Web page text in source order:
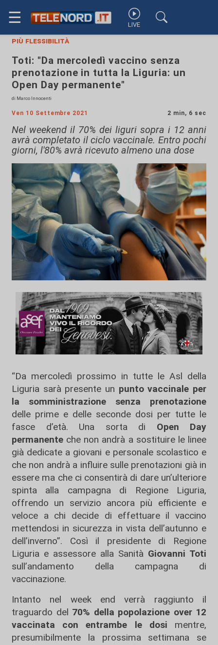
☰ LIVE
più flessibilità
Toti: "Da mercoledì vaccino senza
prenotazione in tutta la Liguria: un
Open Day permanente"
di Marco Innocenti
Ven 10 Settembre 2021 2 min, 6 sec
Nel weekend il 70% dei liguri sopra i 12 anni
avrà completato il ciclo vaccinale. Entro pochi
giorni, l'80% avrà ricevuto almeno una dose
“Da mercoledì prossimo in tutte le Asl della
Liguria sarà presente un punto vaccinale per
la somministrazione senza prenotazione
delle prime e delle seconde dosi per tutte le
fasce d’età. Una sorta di Open Day
permanente che non andrà a sostituire le linee
già dedicate a giovani e personale scolastico e
che non andrà a influire sulle prenotazioni già in
essere ma che ci consentirà di dare un’ulteriore
spinta alla campagna di Regione Liguria,
offrendo un servizio ancora più efficiente e
veloce a chi decide di effettuare il vaccino
mettendosi in sicurezza in vista dell’autunno e
dell’inverno”. Così il presidente di Regione
Liguria e assessore alla Sanità Giovanni Toti
sull’andamento della campagna di
vaccinazione.
Intanto nel week end verrà raggiunto il
traguardo del 70% della popolazione over 12
vaccinata con entrambe le dosi mentre,
presumibilmente la prossima settimana se